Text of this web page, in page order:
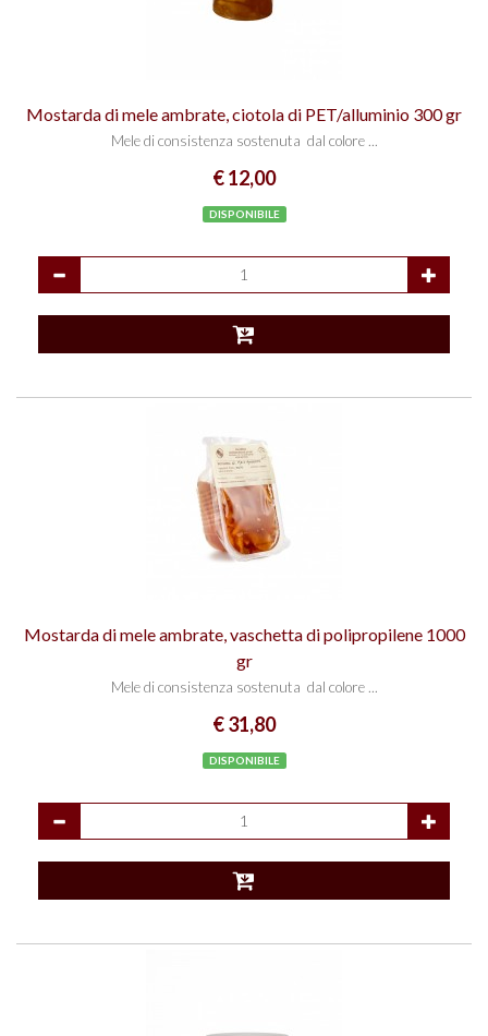
Mostarda di mele ambrate, ciotola di PET/alluminio 300 gr
Mele di consistenza sostenuta dal colore ...
€ 12,00
DISPONIBILE
Mostarda di mele ambrate, vaschetta di polipropilene 1000
gr
Mele di consistenza sostenuta dal colore ...
€ 31,80
DISPONIBILE